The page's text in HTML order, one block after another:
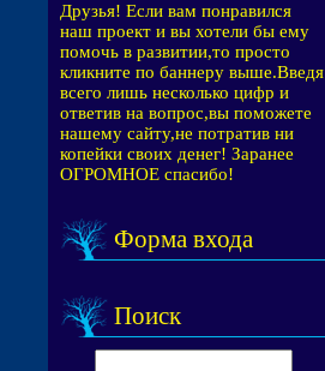
Друзья! Если вам понравился
наш проект и вы хотели бы ему
помочь в развитии,то просто
кликните по баннеру выше.Введя
всего лишь несколько цифр и
ответив на вопрос,вы поможете
нашему сайту,не потратив ни
копейки своих денег! Заранее
ОГРОМНОЕ спасибо!
Форма входа
Поиск